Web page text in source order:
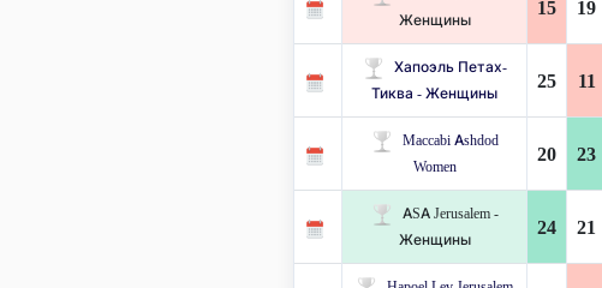
Женщины
15 19
Хапоэль Петах-
Тиква - Женщины
25 11
Maccabi Ashdod
Women
20 23
ASA Jerusalem -
Женщины
24 21